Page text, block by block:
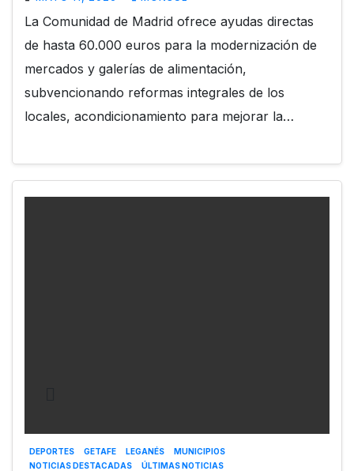
La Comunidad de Madrid ofrece ayudas directas
de hasta 60.000 euros para la modernización de
mercados y galerías de alimentación,
subvencionando reformas integrales de los
locales, acondicionamiento para mejorar la…
DEPORTES GETAFE LEGANÉS
MUNICIPIOS
NOTICIAS DESTACADAS
ÚLTIMAS NOTICIAS